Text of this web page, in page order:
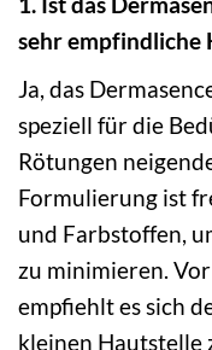
sehr empfindliche
Ja, das
speziell für die
Rötungen
Formulierung ist
und Farbstoffen,
zu minimieren.
empfiehlt es sich
kleinen Hautstelle